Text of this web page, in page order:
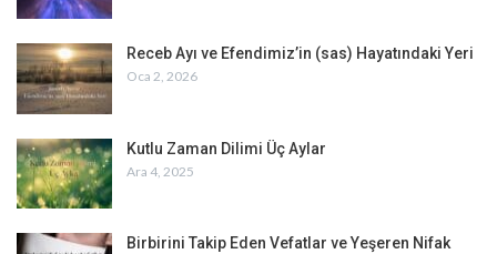
Receb Ayı ve Efendimiz’in (sas) Hayatındaki Yeri
Oca 2, 2026
Kutlu Zaman Dilimi Üç Aylar
Ara 4, 2025
Birbirini Takip Eden Vefatlar ve Yeşeren Nifak